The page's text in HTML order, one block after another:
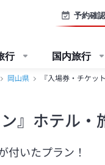
予約確認
行 国内旅行
岡山県 『入場券・チケッ
』ホテル・
付いたプラン！